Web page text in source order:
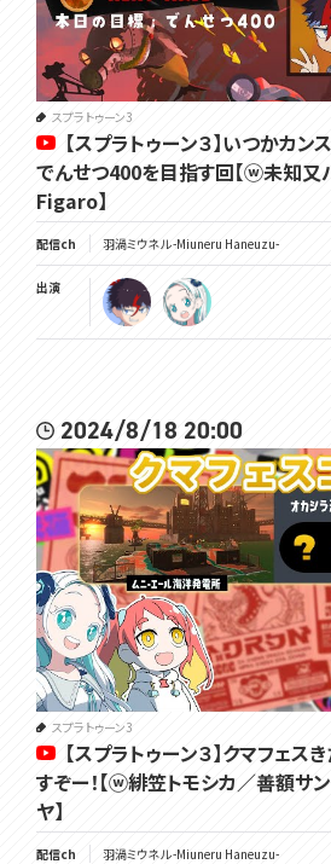
スプラトゥーン3
【スプラトゥーン３】いつかカン
でんせつ400を目指す回【ⓦ未知又
Figaro】
配信ch 羽渦ミウネル -Miuneru Haneuzu-
出演
2024/8/18 20:00
スプラトゥーン3
【スプラトゥーン３】クマフェス
すぞー！【ⓦ緋笠トモシカ／善額サ
ヤ】
配信ch 羽渦ミウネル -Miuneru Haneuzu-